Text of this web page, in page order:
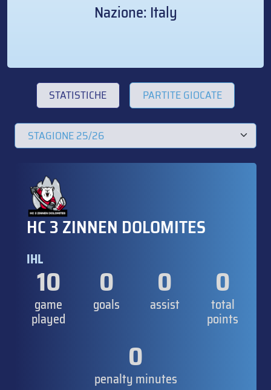
Nazione: Italy
STATISTICHE PARTITE GIOCATE
HC 3 ZINNEN DOLOMITES
IHL
10
game
played
0
goals
0
assist
0
total
points
0
penalty minutes